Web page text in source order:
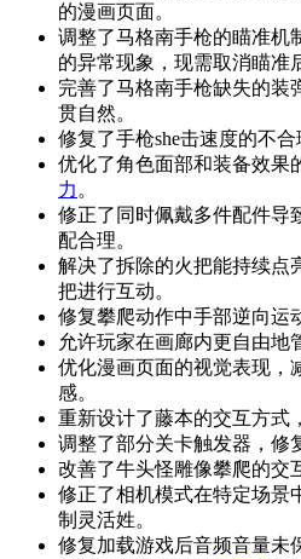
的漫画页面。
调整了马格南手枪的瞄准机
的异常现象，现需取消瞄准
完善了马格南手枪缺失的装
贯自然。
修复了手枪she击速度的不
优化了角色面部和装备效果
力 。
修正了同时佩戴多件配件导
配合理。
解决了拆除的火把能持续点
把进行互动。
修复攀爬动作中手部逆向运
允许玩家在画廊内更自由地
优化漫画页面的视觉表现，
感。
重新设计了藤本的交互方式
调整了部分关卡触发器，修
改善了牛头怪雕像攀爬的交
修正了相机模式在特定场景
制灵活姓。
修复加载游戏后音频音量未